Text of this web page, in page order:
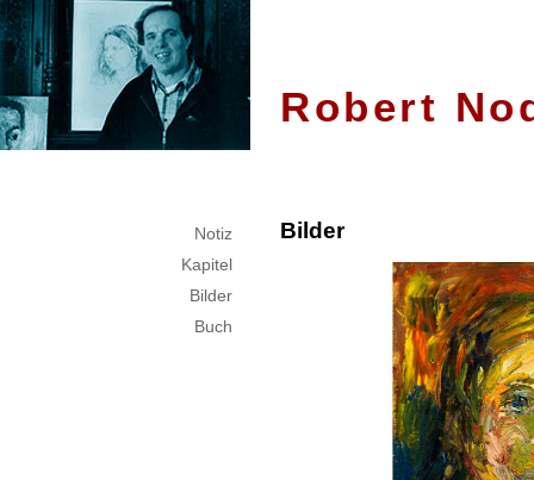
Robert
Bilder
Notiz
Kapitel
Bilder
Buch